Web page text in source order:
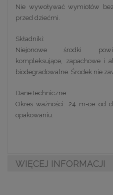
Nie wywoływać wymiotów
przed dziećmi.
Składniki:
Niejonowe środki
kompleksujące, zapachowe i
biodegradowalne. Środek nie
Dane techniczne:
Okres ważności: 24 m-ce od
opakowaniu.
WIĘCEJ INFORMACJI